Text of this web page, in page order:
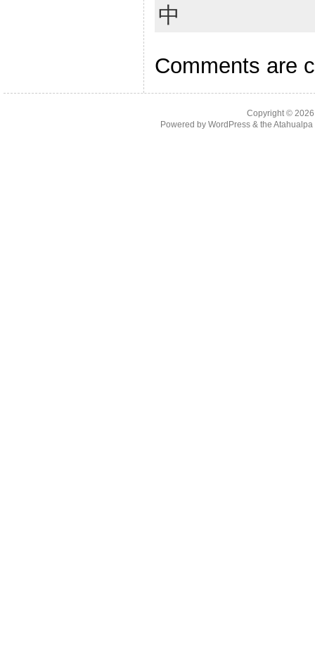
中
Comments are
Copyright ©
Powered by WordPress& the Atahualpa